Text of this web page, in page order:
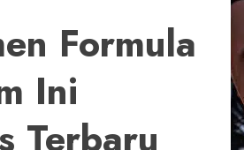
Formula
Ini